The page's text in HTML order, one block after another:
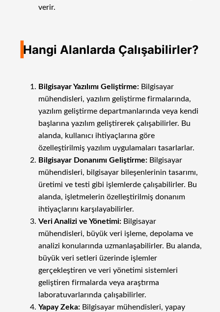
verir.
IHangi Alanlarda Çalışabilirler?
Bilgisayar Yazılımı Geliştirme:Bilgisayar
mühendisleri, yazılım geliştirme firmalarında,
yazılım geliştirme departmanlarında veya kendi
başlarına yazılım geliştirerek çalışabilirler. Bu
alanda, kullanıcı ihtiyaçlarına göre
özelleştirilmiş yazılım uygulamaları tasarlarlar.
Bilgisayar Donanımı Geliştirme:Bilgisayar
mühendisleri, bilgisayar bileşenlerinin tasarımı,
üretimi ve testi gibi işlemlerde çalışabilirler. Bu
alanda, işletmelerin özelleştirilmiş donanım
ihtiyaçlarını karşılayabilirler.
Veri Analizi ve Yönetimi:Bilgisayar
mühendisleri, büyük veri işleme, depolama ve
analizi konularında uzmanlaşabilirler. Bu alanda,
büyük veri setleri üzerinde işlemler
gerçekleştiren ve veri yönetimi sistemleri
geliştiren firmalarda veya araştırma
laboratuvarlarında çalışabilirler.
Yapay Zeka:Bilgisayar mühendisleri, yapay